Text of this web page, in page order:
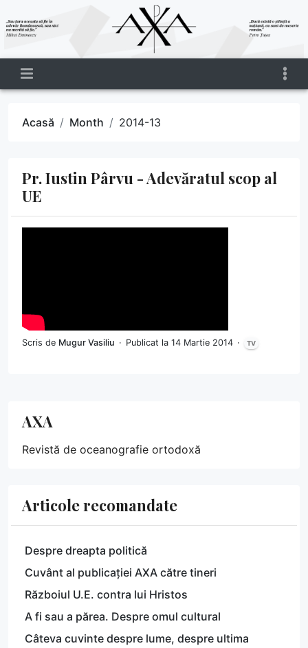
Acasă Month 2014-13
Pr. Iustin Pârvu - Adevăratul scop al
UE
Scris de Mugur Vasiliu Publicat la 14 Martie 2014 TV
AXA
Revistă de oceanografie ortodoxă
Articole recomandate
Despre dreapta politică
Cuvânt al publicației AXA către tineri
Războiul U.E. contra lui Hristos
A fi sau a părea. Despre omul cultural
Câteva cuvinte despre lume, despre ultima